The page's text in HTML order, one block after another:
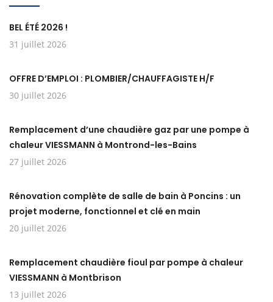
BEL ÉTÉ 2026 !
31 juillet 2026
OFFRE D’EMPLOI : PLOMBIER/CHAUFFAGISTE H/F
30 juillet 2026
Remplacement d’une chaudière gaz par une pompe à
chaleur VIESSMANN à Montrond-les-Bains
27 juillet 2026
Rénovation complète de salle de bain à Poncins : un
projet moderne, fonctionnel et clé en main
20 juillet 2026
Remplacement chaudière fioul par pompe à chaleur
VIESSMANN à Montbrison
13 juillet 2026